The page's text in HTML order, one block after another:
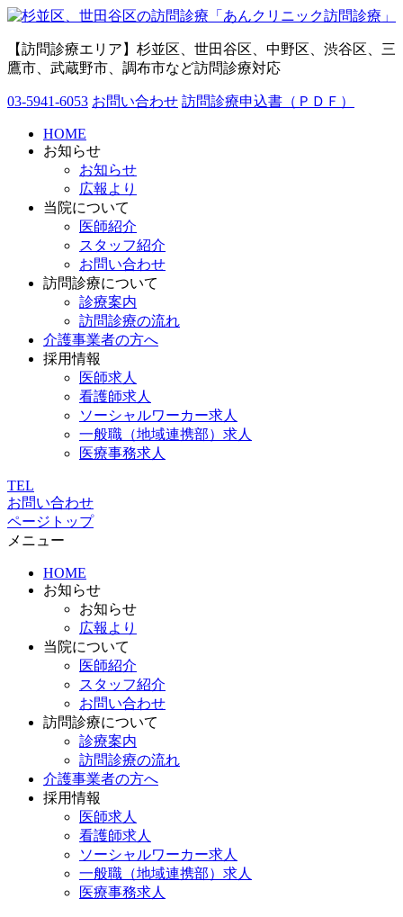
【訪問診療エリア】杉並区、世田谷区、中野区、渋谷区、三
鷹市、武蔵野市、調布市など訪問診療対応
03-5941-6053 お問い合わせ 訪問診療申込書（ＰＤＦ）
HOME
お知らせ
お知らせ
広報より
当院について
医師紹介
スタッフ紹介
お問い合わせ
訪問診療について
診療案内
訪問診療の流れ
介護事業者の方へ
採用情報
医師求人
看護師求人
ソーシャルワーカー求人
一般職（地域連携部）求人
医療事務求人
TEL
お問い合わせ
ページトップ
メニュー
HOME
お知らせ
お知らせ
広報より
当院について
医師紹介
スタッフ紹介
お問い合わせ
訪問診療について
診療案内
訪問診療の流れ
介護事業者の方へ
採用情報
医師求人
看護師求人
ソーシャルワーカー求人
一般職（地域連携部）求人
医療事務求人